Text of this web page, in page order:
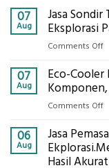
07
Aug
Jasa
Eksplorasi
Comments Offon
07
Aug
Eco-Cooler
Comments Offon
06
Aug
Jasa
Hasil Akurat